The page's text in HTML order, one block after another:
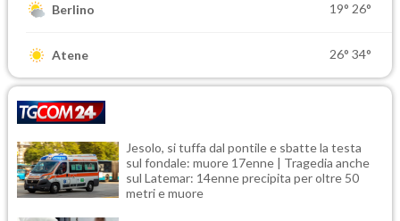
Berlino 19° 26°
Atene 26° 34°
Jesolo, si tuffa dal pontile e sbatte la testa
sul fondale: muore 17enne | Tragedia anche
sul Latemar: 14enne precipita per oltre 50
metri e muore